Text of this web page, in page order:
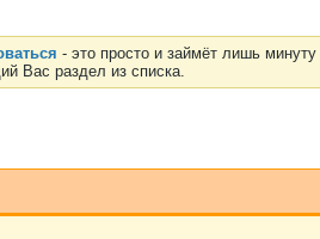
- это просто и займёт лишь
Вас раздел из списка.